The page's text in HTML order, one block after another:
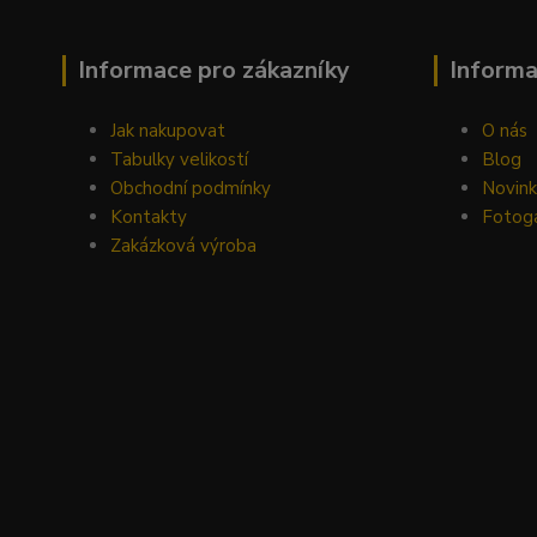
Informace pro zákazníky
Jak nakupovat
Tabulky velikostí
Obchodní podmínky
Kontakty
Zakázková výroba
O nás
Blog